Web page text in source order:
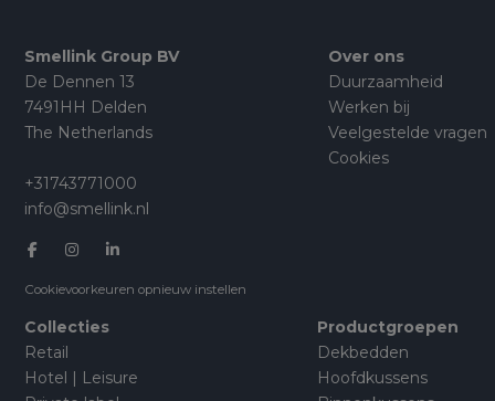
Smellink Group BV
De Dennen 13
7491HH Delden
The Netherlands
+31743771000
info@smellink.nl
Cookievoorkeuren opnieuw instellen
Over ons
Duurzaamheid
Werken bij
Veelgestelde vragen
Cookies
Collecties
Retail
Hotel | Leisure
Productgroepen
Dekbedden
Hoofdkussens